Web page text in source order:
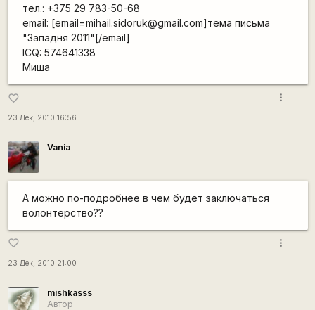
тел.: +375 29 783-50-68
email: [email=mihail.sidoruk@gmail.com]тема письма
"Западня 2011"[/email]
ICQ: 574641338
Миша
favorite_border
23 Дек, 2010 16:56
more_vert
Vania
А можно по-подробнее в чем будет заключаться
волонтерство??
favorite_border
23 Дек, 2010 21:00
more_vert
mishkasss
Автор